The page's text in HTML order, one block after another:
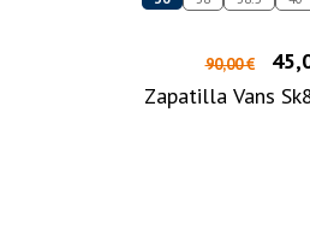
90,00 €
Zapatilla Vans